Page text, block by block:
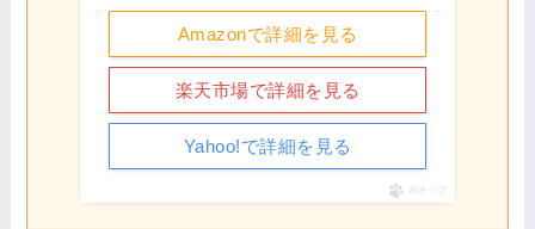
Amazonで詳細を見る
楽天市場で詳細を見る
Yahoo!で詳細を見る
ポチップ